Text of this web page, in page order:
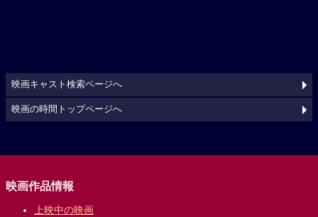
映画キャスト検索ページへ
映画の時間トップページへ
映画作品情報
上映中の映画